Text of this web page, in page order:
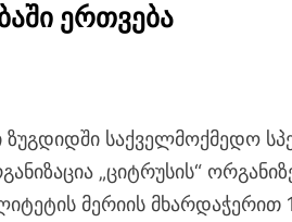
ერთვება
საქველმოქმედო
„ციტრუსის“
მერიის მხარდაჭერით